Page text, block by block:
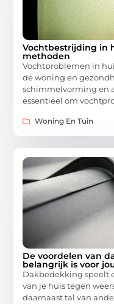
Vochtbestrijding in
methoden
Vochtproblemen in
de woning en
schimmelvorming en
essentieel om
Woning En Tuin
De voordelen van
belangrijk is voor
Dakbedekking speelt
van je huis tegen
daarnaast tal van